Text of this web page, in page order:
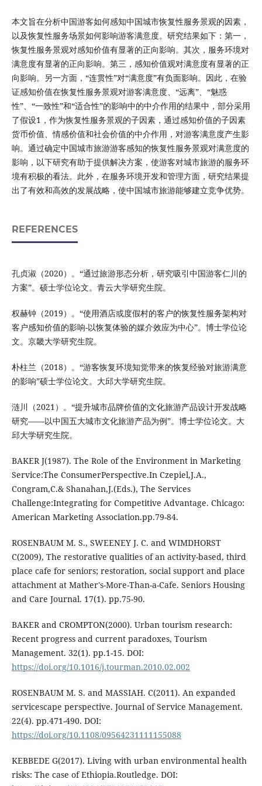
本文旨在分析中国游客如何感知中国城市恢复性服务景观的因素，
以及恢复性服务场景如何影响游客满意度。研究结果如下：第一，
恢复性服务景观对感知价值有显著的正向影响。其次，服务环境对
满意度有显著的正向影响。第三，感知价值观对满意度有显著的正
向影响。另一方面，“连贯性”对“满意度”有负面影响。因此，在验
证感知价值在恢复性服务景观对游客满意度、“远离”、“魅惑
性”、“一致性”和“适合性”的影响中的中介作用的结果中，部分采用
了假设1，作为恢复性服务景观的子因素，通过感知价值的子因素
货币价值、情感价值和社会价值的中介作用，对游客满意度产生影
响。通过确定中国城市旅游游客感知的恢复性服务景观对满意度的
影响，以下研究有助于提供解决方案，使游客对城市旅游的服务环
境有积极的看法。此外，在服务环境开发和管理方面，研究结果提
出了有效和高效的发展战略，使中国城市旅游能够建立竞争优势。
REFERENCES
孔贞淑（2020）。“通过旅游形态分析，研究吸引中国游客仁川的
方案”。硕士学位论文。青云大学研究生院。
权赫钟（2019）。“使用酒店或度假村的客户的恢复性服务架构对
客户感知价值的影响-以恢复体验的媒介效应为中心”。博士学位论
文。京畿大学研究生院。
朴柱兰（2018）。“游客恢复环境知觉带来的恢复经验对旅游满意
的影响”硕士学位论文。大邱大学研究生院。
涟川（2021）。“提升城市品牌价值的文化旅游产品设计开发战略
研究——以中国五大城市文化旅游产品为例”。博士学位论文。大
邱大学研究生院。
BAKER J(1987). The Role of the Environment in Marketing
Service:The ConsumerPerspective.In Czepiel,J.A.,
Congram,C.& Shanahan,J.(Eds.), The Services
Challenge:Integrating for Competitive Advantage. Chicago:
American Marketing Association.pp.79-84.
ROSENBAUM M. S., SWEENEY J. C. and WIMDHORST
C(2009), The restorative qualities of an activity-based, third
place cafe for seniors; restoration, social support and place
attachment at Mather's-More-Than-a-Cafe. Seniors Housing
and Care Journal. 17(1). pp.75-90.
BAKER and CROMPTON(2000). Urban tourism research:
Recent progress and current paradoxes, Tourism
Management. 32(1). pp.1-15. DOI:
https://doi.org/10.1016/j.tourman.2010.02.002
ROSENBAUM M. S. and MASSIAH. C(2011). An expanded
servicescape perspective. Journal of Service Management.
22(4). pp.471-490. DOI:
https://doi.org/10.1108/09564231111155088
KEBBEDE G(2017). Living with urban environmental health
risks: The case of Ethiopia.Routledge. DOI: